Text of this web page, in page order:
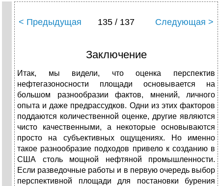
< Предыдущая 135 / 137 Следующая >
Заключение
Итак, мы видели, что оценка перспектив
нефтегазоносности площади основывается на
большом разнообразии фактов, мнений, личного
опыта и даже предрассудков. Одни из этих факторов
поддаются количественной оценке, другие являются
чисто качественными, а некоторые основываются
просто на субъективных ощущениях. Но именно
такое разнообразие подходов привело к созданию в
США столь мощной нефтяной промышленности.
Если разведочные работы и в первую очередь выбор
перспективной площади для постановки бурения